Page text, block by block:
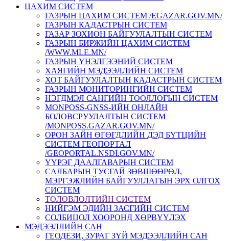
ЦАХИМ СИСТЕМ
ГАЗРЫН ЦАХИМ СИСТЕМ /EGAZAR.GOV.MN/
ГАЗРЫН КАДАСТРЫН СИСТЕМ
ГАЗАР ЗОХИОН БАЙГУУЛАЛТЫН СИСТЕМ
ГАЗРЫН БИРЖИЙН ЦАХИМ СИСТЕМ
/WWW.MLE.MN/
ГАЗРЫН ҮНЭЛГЭЭНИЙ СИСТЕМ
ХАЯГИЙН МЭДЭЭЛЛИЙН СИСТЕМ
ХОТ БАЙГУУЛАЛТЫН КАДАСТРЫН СИСТЕМ
ГАЗРЫН МОНИТОРИНГИЙН СИСТЕМ
НЭГДМЭЛ САНГИЙН ТООЛЛОГЫН СИСТЕМ
MONPOSS-GNSS-ИЙН ОНЛАЙН
БОЛОВСРУУЛАЛТЫН СИСТЕМ
/MONPOSS.GAZAR.GOV.MN/
ОРОН ЗАЙН ӨГӨГДЛИЙН ДЭД БҮТЦИЙН
СИСТЕМ ГЕОПОРТАЛ
/GEOPORTAL.NSDI.GOV.MN/
ҮҮРЭГ ДААЛГАВАРЫН СИСТЕМ
CАЛБАРЫН ТУСГАЙ ЗӨВШӨӨРӨЛ,
МЭРГЭЖЛИЙН БАЙГУУЛЛАГЫН ЭРХ ОЛГОХ
СИСТЕМ
ТӨЛӨВЛӨЛТИЙН СИСТЕМ
НИЙГЭМ ЭДИЙН ЗАСГИЙН СИСТЕМ
СОЛБИЦОЛ ХООРОНД ХӨРВҮҮЛЭХ
МЭДЭЭЛЛИЙН САН
ГЕОДЕЗИ, ЗУРАГ ЗҮЙ МЭДЭЭЛЛИЙН САН